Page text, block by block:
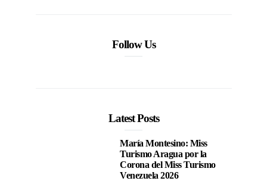
Follow Us
Latest Posts
María Montesino: Miss
Turismo Aragua por la
Corona del Miss Turismo
Venezuela 2026